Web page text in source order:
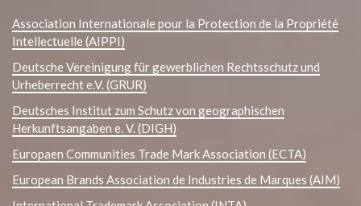
Association Internationale pour la Protection de la Propriété
Intellectuelle (AIPPI)
Deutsche Vereinigung für gewerblichen Rechtsschutz und
Urheberrecht e.V. (GRUR)
Deutsches Institut zum Schutz von geographischen
Herkunftsangaben e. V. (DIGH)
Europaen Communities Trade Mark Association (ECTA)
European Brands Association de Industries de Marques (AIM)